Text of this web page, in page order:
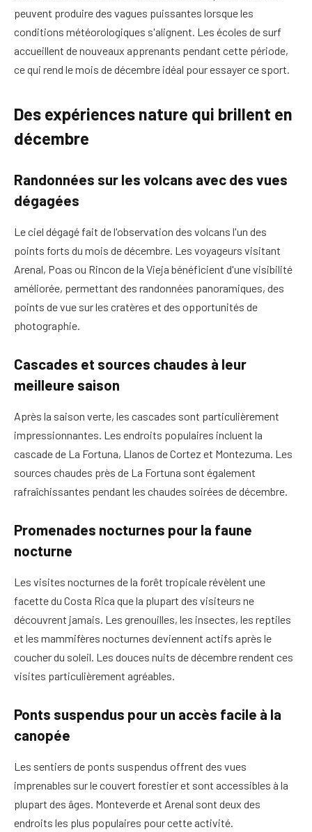
peuvent produire des vagues puissantes lorsque les
conditions météorologiques s'alignent. Les écoles de surf
accueillent de nouveaux apprenants pendant cette période,
ce qui rend le mois de décembre idéal pour essayer ce sport.
Des expériences nature qui brillent en
décembre
Randonnées sur les volcans avec des vues
dégagées
Le ciel dégagé fait de l'observation des volcans l'un des
points forts du mois de décembre. Les voyageurs visitant
Arenal, Poas ou Rincon de la Vieja bénéficient d'une visibilité
améliorée, permettant des randonnées panoramiques, des
points de vue sur les cratères et des opportunités de
photographie.
Cascades et sources chaudes à leur
meilleure saison
Après la saison verte, les cascades sont particulièrement
impressionnantes. Les endroits populaires incluent la
cascade de La Fortuna, Llanos de Cortez et Montezuma. Les
sources chaudes près de La Fortuna sont également
rafraîchissantes pendant les chaudes soirées de décembre.
Promenades nocturnes pour la faune
nocturne
Les visites nocturnes de la forêt tropicale révèlent une
facette du Costa Rica que la plupart des visiteurs ne
découvrent jamais. Les grenouilles, les insectes, les reptiles
et les mammifères nocturnes deviennent actifs après le
coucher du soleil. Les douces nuits de décembre rendent ces
visites particulièrement agréables.
Ponts suspendus pour un accès facile à la
canopée
Les sentiers de ponts suspendus offrent des vues
imprenables sur le couvert forestier et sont accessibles à la
plupart des âges. Monteverde et Arenal sont deux des
endroits les plus populaires pour cette activité.